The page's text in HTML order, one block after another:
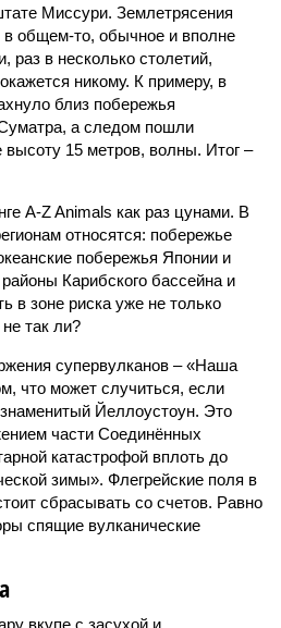
Миссури. Землетрясения
общем-то, обычное и вполне
раз в несколько столетий,
никому. К примеру, в
близ побережья
а следом пошли
15 метров, волны. Итог –
A-Z Animals как раз цунами. В
относятся: побережье
побережья Японии и
Карибского бассейна и
в зоне риска уже не только
так ли?
супервулканов – «Наша
что может случиться, если
Йеллоустоун. Это
части Соединённых
катастрофой вплоть до
зимы». Флегрейские поля в
сбрасывать со счетов. Равно
спящие вулканические
вкупе с засухой и